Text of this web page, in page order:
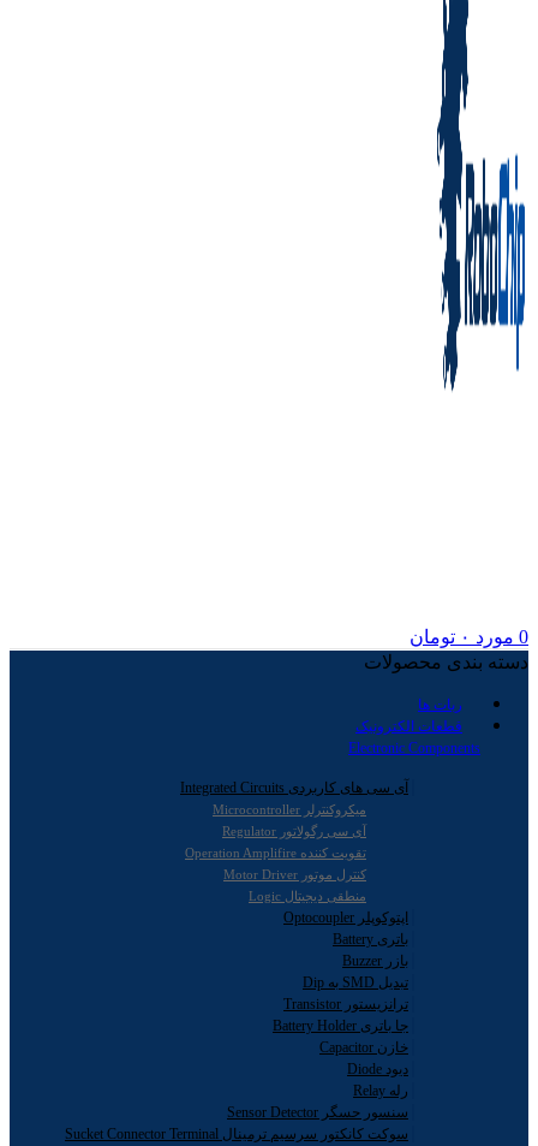
0 مورد ۰ تومان
دسته بندی محصولات
ربات ها
قطعات الکترونیک
Electronic Components
آی سی های کاربردی Integrated Circuits
میکروکنترلر Microcontroller
آی سی رگولاتور Regulator
تقویت کننده Operation Amplifire
کنترل موتور Motor Driver
منطقی دیجیتال Logic
اپتوکوپلر Optocoupler
باتری Battery
بازر Buzzer
تبدیل SMD به Dip
ترانزیستور Transistor
جا باتری Battery Holder
خازن Capacitor
دیود Diode
رله Relay
سنسور حسگر Sensor Detector
سوکت کانکتور سرسیم ترمینال Sucket Connector Terminal